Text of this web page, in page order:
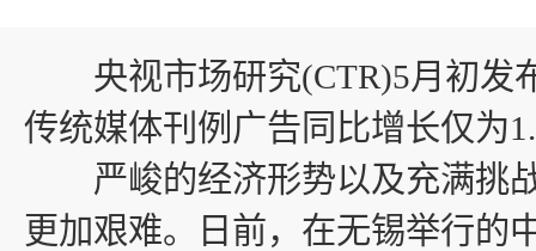
央视市场研究(CTR)5月初发
传统媒体刊例广告同比增长仅为
严峻的经济形势以及充满挑
更加艰难。日前，在无锡举行的